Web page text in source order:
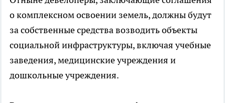
о комплексном освоении земель, должны будут
за собственные средства возводить объекты
социальной инфраструктуры, включая учебные
заведения, медицинские учреждения и
дошкольные учреждения.